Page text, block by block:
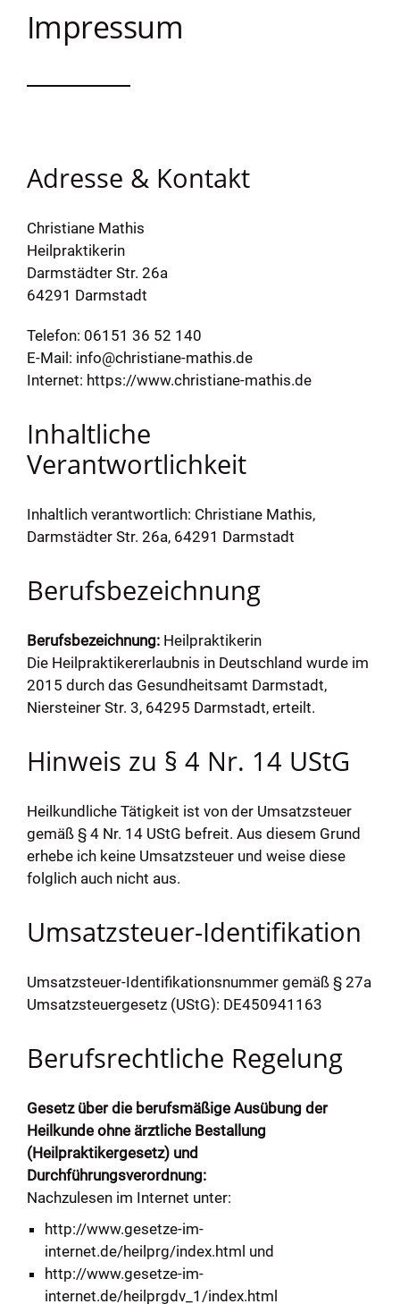
Impressum
Adresse & Kontakt
Christiane Mathis
Heilpraktikerin
Darmstädter Str. 26a
64291 Darmstadt
Telefon: 06151 36 52 140
E-Mail: info@christiane-mathis.de
Internet: https://www.christiane-mathis.de
Inhaltliche
Verantwortlichkeit
Inhaltlich verantwortlich: Christiane Mathis,
Darmstädter Str. 26a, 64291 Darmstadt
Berufsbezeichnung
Berufsbezeichnung:Heilpraktikerin
Die Heilpraktikererlaubnis in Deutschland wurde im
2015 durch das Gesundheitsamt Darmstadt,
Niersteiner Str. 3, 64295 Darmstadt, erteilt.
Hinweis zu § 4 Nr. 14 UStG
Heilkundliche Tätigkeit ist von der Umsatzsteuer
gemäß § 4 Nr. 14 UStG befreit. Aus diesem Grund
erhebe ich keine Umsatzsteuer und weise diese
folglich auch nicht aus.
Umsatzsteuer-Identifikation
Umsatzsteuer-Identifikationsnummer gemäß § 27a
Umsatzsteuergesetz (UStG): DE450941163
Berufsrechtliche Regelung
Gesetz über die berufsmäßige Ausübung der
Heilkunde ohne ärztliche Bestallung
(Heilpraktikergesetz) und
Durchführungsverordnung:
Nachzulesen im Internet unter:
http://www.gesetze-im-
internet.de/heilprg/index.html und
http://www.gesetze-im-
internet.de/heilprgdv_1/index.html